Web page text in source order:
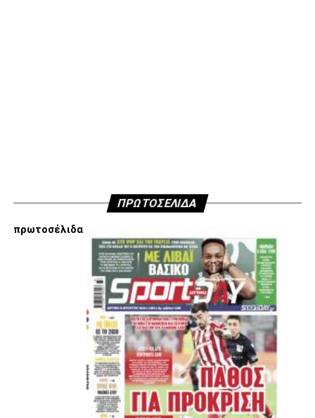
Εμείς είμαστε μόνο Π.Α.Ο.Κ.
Μόνο τα 4 γράμματα έχουν σημασία για εμάς και
ΚΑΝΕΝΑΣ δεν είναι πάνω απο αυτά τα ιερά γράμματα.
ADVERTISEMENT
ΠΡΩΤΟΣΕΛΙΔΑ
πρωτοσέλιδα